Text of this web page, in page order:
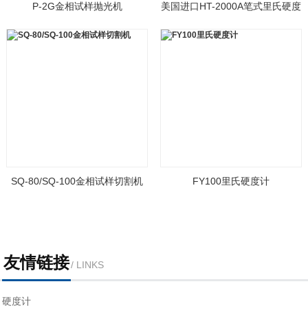
P-2G金相试样抛光机
美国进口HT-2000A笔式里氏硬度
SQ-80/SQ-100金相试样切割机 FY100里氏硬度计
友情链接/ LINKS
硬度计